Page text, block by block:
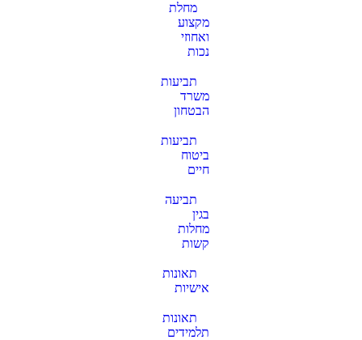
מחלת
מקצוע
ואחוזי
נכות
תביעות
משרד
הבטחון
תביעות
ביטוח
חיים
תביעה
בגין
מחלות
קשות
תאונות
אישיות
תאונות
תלמידים